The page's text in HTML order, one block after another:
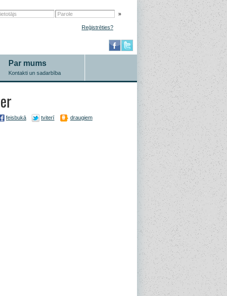
»
Reģistrēties?
Par mums
Kontakti un sadarbība
feisbukā tviterī draugiem